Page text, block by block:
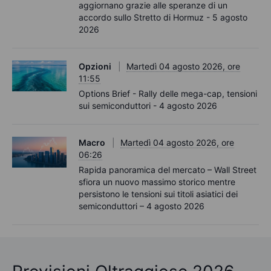
aggiornano grazie alle speranze di un
accordo sullo Stretto di Hormuz - 5 agosto
2026
Opzioni
Martedì 04 agosto 2026, ore
11:55
Options Brief - Rally delle mega-cap, tensioni
sui semiconduttori - 4 agosto 2026
Macro
Martedì 04 agosto 2026, ore
06:26
Rapida panoramica del mercato – Wall Street
sfiora un nuovo massimo storico mentre
persistono le tensioni sui titoli asiatici dei
semiconduttori – 4 agosto 2026